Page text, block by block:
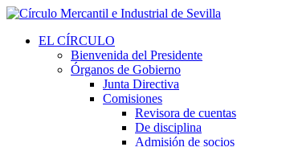
EL CÍRCULO
Bienvenida del Presidente
Órganos de Gobierno
Junta Directiva
Comisiones
Revisora de cuentas
De disciplina
Admisión de socios